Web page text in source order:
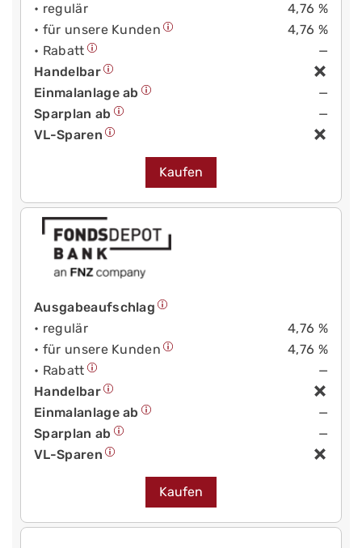
• regulär
4,76 %
• für unsere Kunden
4,76 %
• Rabatt
—
Handelbar
Einmalanlage ab
—
Sparplan ab
—
VL-Sparen
Kaufen
Ausgabeaufschlag
• regulär
4,76 %
• für unsere Kunden
4,76 %
• Rabatt
—
Handelbar
Einmalanlage ab
—
Sparplan ab
—
VL-Sparen
Kaufen